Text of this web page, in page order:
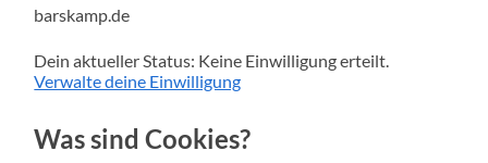
barskamp.de
Dein aktueller Status: Keine Einwilligung erteilt.
Verwalte deine Einwilligung
Was sind Cookies?